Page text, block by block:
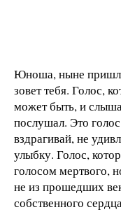
Юноша, ныне
зовет тебя. Голос,
может быть, и
послушал. Это
вздрагивай, не
улыбку. Голос,
голосом мертвого,
не из прошедших
собственного